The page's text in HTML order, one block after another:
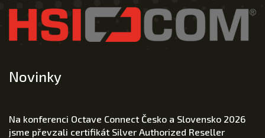
Novinky
Na konferenci Octave Connect Česko a Slovensko 2026
jsme převzali certifikát Silver Authorized Reseller